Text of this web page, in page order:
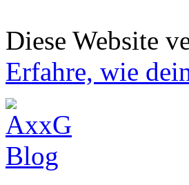
Diese Website
Erfahre, wie